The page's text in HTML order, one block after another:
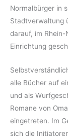
Normalbürger in
Stadtverwaltung
darauf, im Rhein-
Einrichtung
alle Bücher auf
und als
Romane von
eingetreten. Im
sich die